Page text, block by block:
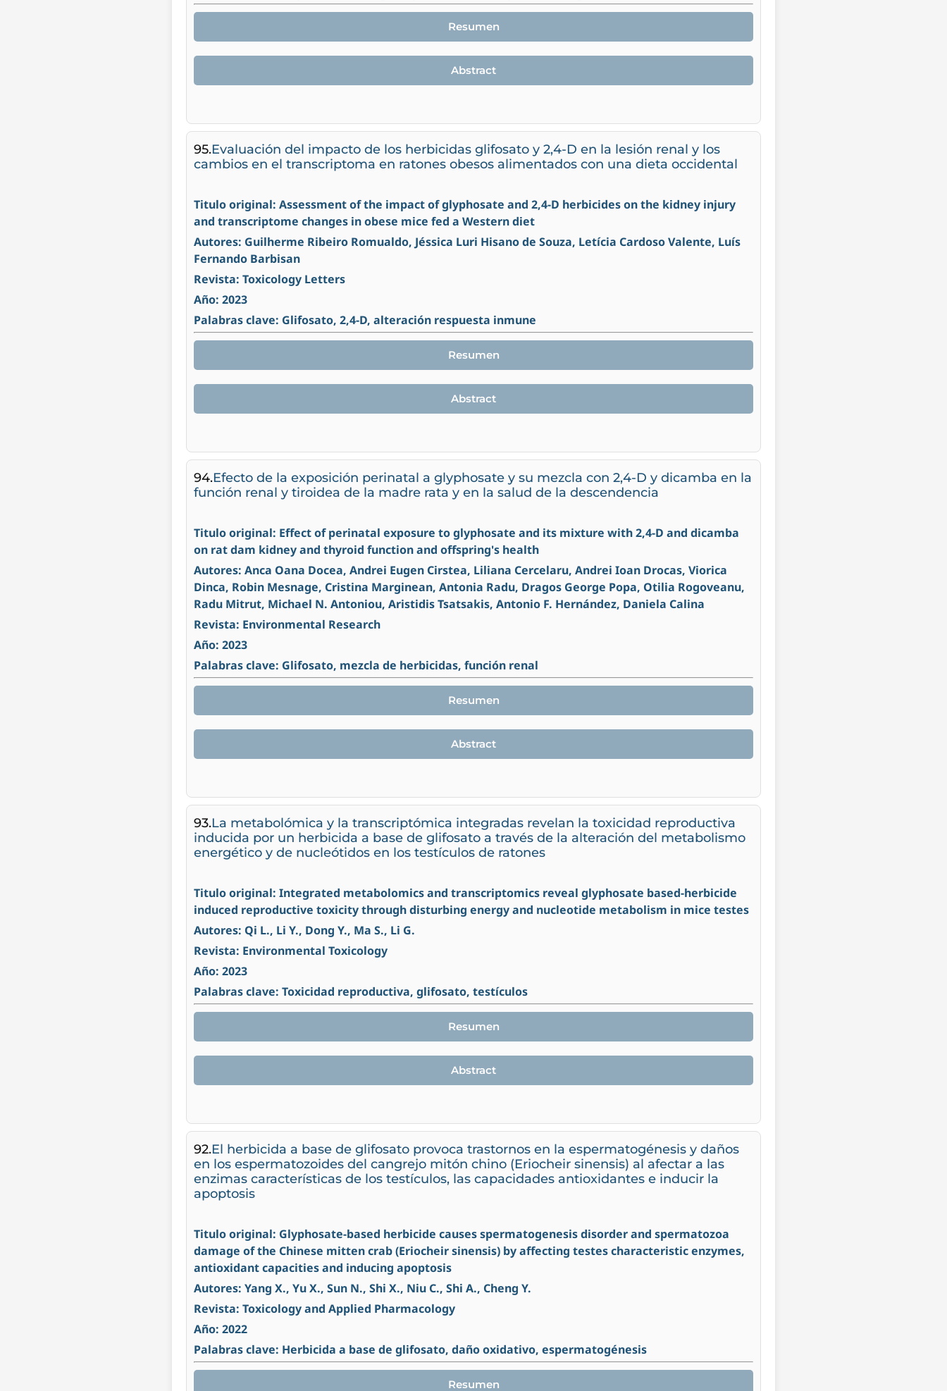
Resumen
Abstract
95.Evaluación del impacto de los herbicidas glifosato y 2,4-D en la lesión renal y los
cambios en el transcriptoma en ratones obesos alimentados con una dieta occidental
Titulo original: Assessment of the impact of glyphosate and 2,4-D herbicides on the kidney injury
and transcriptome changes in obese mice fed a Western diet
Autores: Guilherme Ribeiro Romualdo, Jéssica Luri Hisano de Souza, Letícia Cardoso Valente, Luís
Fernando Barbisan
Revista: Toxicology Letters
Año: 2023
Palabras clave: Glifosato, 2,4-D, alteración respuesta inmune
Resumen
Abstract
94.Efecto de la exposición perinatal a glyphosate y su mezcla con 2,4-D y dicamba en la
función renal y tiroidea de la madre rata y en la salud de la descendencia
Titulo original: Effect of perinatal exposure to glyphosate and its mixture with 2,4-D and dicamba
on rat dam kidney and thyroid function and offspring's health
Autores: Anca Oana Docea, Andrei Eugen Cirstea, Liliana Cercelaru, Andrei Ioan Drocas, Viorica
Dinca, Robin Mesnage, Cristina Marginean, Antonia Radu, Dragos George Popa, Otilia Rogoveanu,
Radu Mitrut, Michael N. Antoniou, Aristidis Tsatsakis, Antonio F. Hernández, Daniela Calina
Revista: Environmental Research
Año: 2023
Palabras clave: Glifosato, mezcla de herbicidas, función renal
Resumen
Abstract
93.La metabolómica y la transcriptómica integradas revelan la toxicidad reproductiva
inducida por un herbicida a base de glifosato a través de la alteración del metabolismo
energético y de nucleótidos en los testículos de ratones
Titulo original: Integrated metabolomics and transcriptomics reveal glyphosate based-herbicide
induced reproductive toxicity through disturbing energy and nucleotide metabolism in mice testes
Autores: Qi L., Li Y., Dong Y., Ma S., Li G.
Revista: Environmental Toxicology
Año: 2023
Palabras clave: Toxicidad reproductiva, glifosato, testículos
Resumen
Abstract
92.El herbicida a base de glifosato provoca trastornos en la espermatogénesis y daños
en los espermatozoides del cangrejo mitón chino (Eriocheir sinensis) al afectar a las
enzimas características de los testículos, las capacidades antioxidantes e inducir la
apoptosis
Titulo original: Glyphosate-based herbicide causes spermatogenesis disorder and spermatozoa
damage of the Chinese mitten crab (Eriocheir sinensis) by affecting testes characteristic enzymes,
antioxidant capacities and inducing apoptosis
Autores: Yang X., Yu X., Sun N., Shi X., Niu C., Shi A., Cheng Y.
Revista: Toxicology and Applied Pharmacology
Año: 2022
Palabras clave: Herbicida a base de glifosato, daño oxidativo, espermatogénesis
Resumen